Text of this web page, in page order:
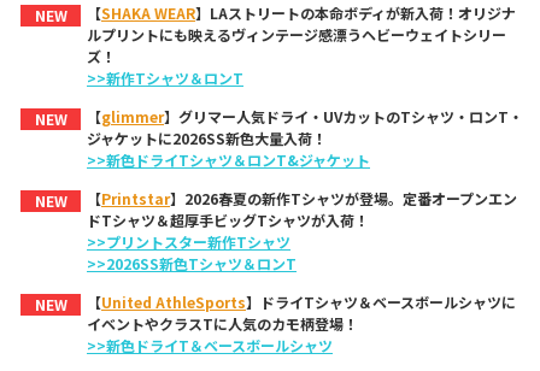
NEW
【SHAKA WEAR】LAストリートの本命ボディが新入荷！オリジナ
ルプリントにも映えるヴィンテージ感漂うヘビーウェイトシリー
ズ！
>>新作Tシャツ＆ロンT
NEW
【glimmer】グリマー人気ドライ・UVカットのTシャツ・ロンT・
ジャケットに2026SS新色大量入荷！
>>新色ドライTシャツ＆ロンT&ジャケット
NEW
【Printstar】2026春夏の新作Tシャツが登場。定番オープンエン
ドTシャツ＆超厚手ビッグTシャツが入荷！
>>プリントスター新作Tシャツ
>>2026SS新色Tシャツ＆ロンT
NEW
【United AthleSports】ドライTシャツ＆ベースボールシャツに
イベントやクラスTに人気のカモ柄登場！
>>新色ドライT＆ベースボールシャツ